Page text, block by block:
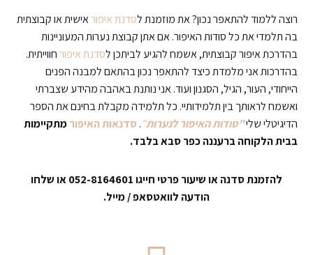
רוצה ללמוד להתאפר נכון? את מוזמנת לסדנת איפוראישית או קבוצתית
בה תלמדי את כל סודות האיפור. אם אתן קבוצת נערות המעוניינות
בהדרכת איפור קבוצתית, אשמח להגיע לביתכן לסדנת איפורחווייתית.
בהדרכות אני מלמדת כיצד להתאפר נכון בהתאם למבנה הפנים
הייחודי, העור, הגיל, הסגנון ועוד. אני נותנת באהבה מהידע שצברתי
ואשמח לראותך בין תלמידותיי. כל תלמידה מקבלת בחינם את הספר
הדיגיטלי שלי"סודות האיפור לנערות"
. סדנאות האיפורמתקיימות
בבית הלקוחה ברעננה כפר סבא בלבד.
להזמנת סדנה או שיעור פרטי חייגו 052-8164601 או שלחו
הודעה לוואטסאפ / מייל.